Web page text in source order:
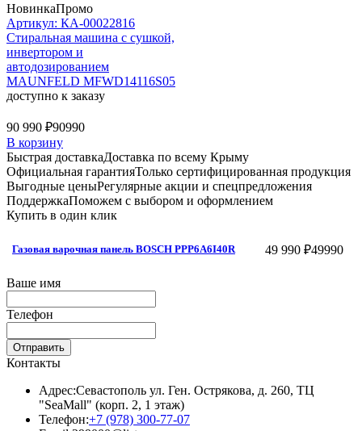
НовинкаПромо
Артикул: КА-00022816
Стиральная машина c сушкой,
инвертором и
автодозированием
MAUNFELD MFWD14116S05
доступно к заказу
90 990 ₽90990
В корзину
Быстрая доставкаДоставка по всему Крыму
Официальная гарантияТолько сертифицированная продукция
Выгодные ценыРегулярные акции и спецпредложения
ПоддержкаПоможем с выбором и оформлением
Купить в один клик
Газовая варочная панель BOSCH PPP6A6I40R 49 990 ₽49990
Ваше имя
Телефон
Отправить
Контакты
Адрес:Севастополь ул. Ген. Острякова, д. 260, ТЦ
"SeaMall" (корп. 2, 1 этаж)
Телефон:+7 (978) 300-77-07